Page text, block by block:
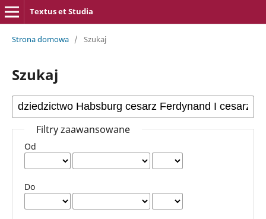
Textus et Studia
Strona domowa / Szukaj
Szukaj
Filtry zaawansowane
Od
Do